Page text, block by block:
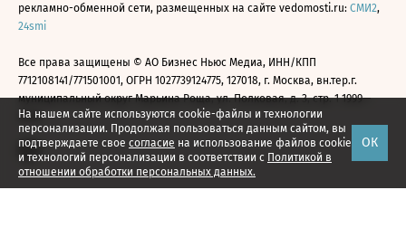
На нашем сайте используются cookie-файлы и технологии
персонализации. Продолжая пользоваться данным сайтом, вы
подтверждаете свое согласие на использование файлов cookie
и технологий персонализации в соответствии с Политикой в
отношении обработки персональных данных.
ОК
рекламно-обменной сети, размещенных на сайте vedomosti.ru: СМИ2,
24smi
Все права защищены © АО Бизнес Ньюс Медиа, ИНН/КПП
7712108141/771501001, ОГРН 1027739124775, 127018, г. Москва, вн.тер.г.
муниципальный округ Марьина Роща, ул. Полковая, д. 3, стр. 1 1999—
2026